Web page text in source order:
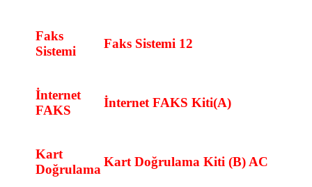
Faks
Sistemi
Faks Sistemi 12
İnternet
FAKS
İnternet FAKS Kiti(A)
Kart
Doğrulama
Kart Doğrulama Kiti (B) AC